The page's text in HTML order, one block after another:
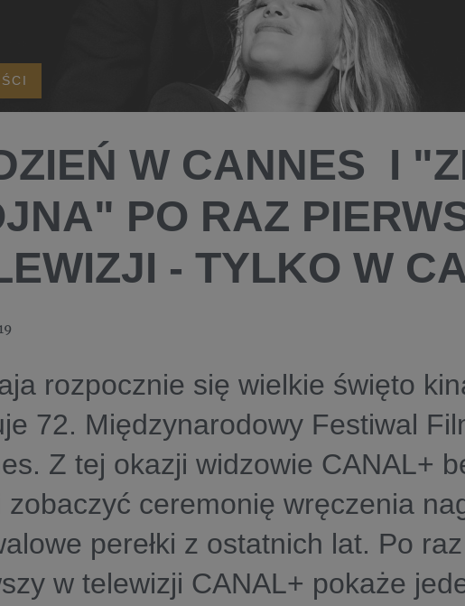
W CANNES I
PO RAZ
- TYLKO W
rozpocznie się wielkie święto
72. Międzynarodowy Festiwal
Z tej okazji widzowie CANAL+
zobaczyć ceremonię wręczenia
perełki z ostatnich lat. Po raz
w telewizji CANAL+ pokaże